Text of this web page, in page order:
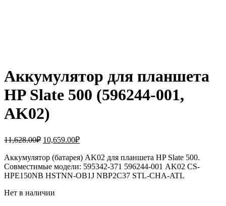
Аккумулятор для планшета
HP Slate 500 (596244-001,
AK02)
11,628.00₽ Первоначальная
составляла
11,628.00₽.
10,659.00₽Текущая
10,659.00₽.
Аккумулятор (батарея) AK02 для планшета HP Slate 500.
Совместимые модели: 595342-371 596244-001 AK02 CS-
HPE150NB HSTNN-OB1J NBP2C37 STL-CHA-ATL
Нет в наличии